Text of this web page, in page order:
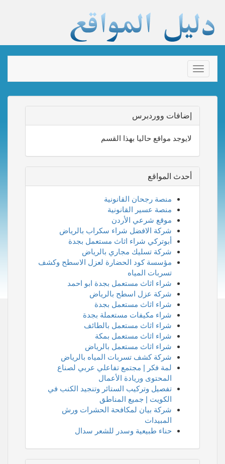
Toggle
navigation
إضافات ووردبرس
لايوجد مواقع حاليا بهذا القسم
أحدث المواقع
منصة رجحان القانونية
منصة عسير القانونية
موقع شرعي الأردن
شركة الافضل شراء سكراب بالرياض
أبوتركي شراء اثاث مستعمل بجدة
شركة تسليك مجاري بالرياض
مؤسسة كود الحضارة لعزل الاسطح وكشف
تسربات المياه
شراء اثاث مستعمل بجدة ابو احمد
شركة عزل اسطح بالرياض
شراء اثاث مستعمل بجدة
شراء مكيفات مستعملة بجدة
شراء اثاث مستعمل بالطائف
شراء اثاث مستعمل بمكة
شراء اثاث مستعمل بالرياض
شركة كشف تسربات المياه بالرياض
لمة فكر | مجتمع تفاعلي عربي لصناع
المحتوى وريادة الأعمال
تفصيل وتركيب الستائر وتنجيد الكنب في
الكويت | جميع المناطق
شركة بيان لمكافحة الحشرات ورش
المبيدات
حناء طبيعية وسدر للشعر سدال